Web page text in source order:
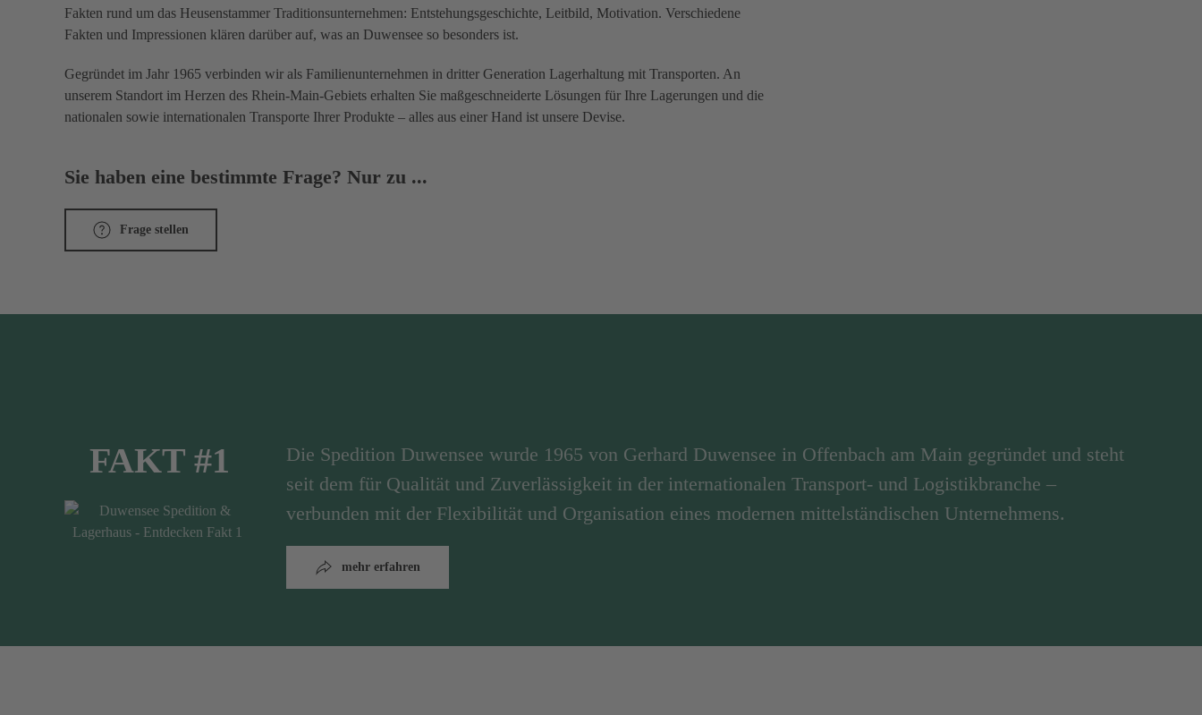
Fakten rund um das Heusenstammer Traditionsunternehmen: Entstehungsgeschichte, Leitbild, Motivation. Verschiedene
Fakten und Impressionen klären darüber auf, was an Duwensee so besonders ist.
Gegründet im Jahr 1965 verbinden wir als Familienunternehmen in dritter Generation Lagerhaltung mit Transporten. An
unserem Standort im Herzen des Rhein-Main-Gebiets erhalten Sie maßgeschneiderte Lösungen für Ihre Lagerungen und die
nationalen sowie internationalen Transporte Ihrer Produkte – alles aus einer Hand ist unsere Devise.
Sie haben eine bestimmte Frage? Nur zu ...
Frage stellen
FAKT #1
Die Spedition Duwensee wurde 1965 von Gerhard Duwensee in Offenbach am Main gegründet und steht
seit dem für Qualität und Zuverlässigkeit in der internationalen Transport- und Logistikbranche –
verbunden mit der Flexibilität und Organisation eines modernen mittelständischen Unternehmens.
mehr erfahren